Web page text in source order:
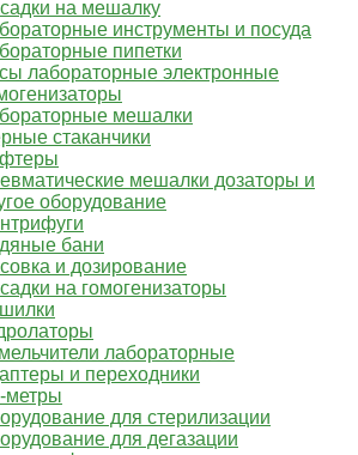
на мешалку
инструменты и посуда
пипетки
лабораторные электронные
мешалки
стаканчики
мешалки дозаторы и
оборудование
бани
и дозирование
на гомогенизаторы
лабораторные
и переходники
метры
для стерилизации
для дегазации